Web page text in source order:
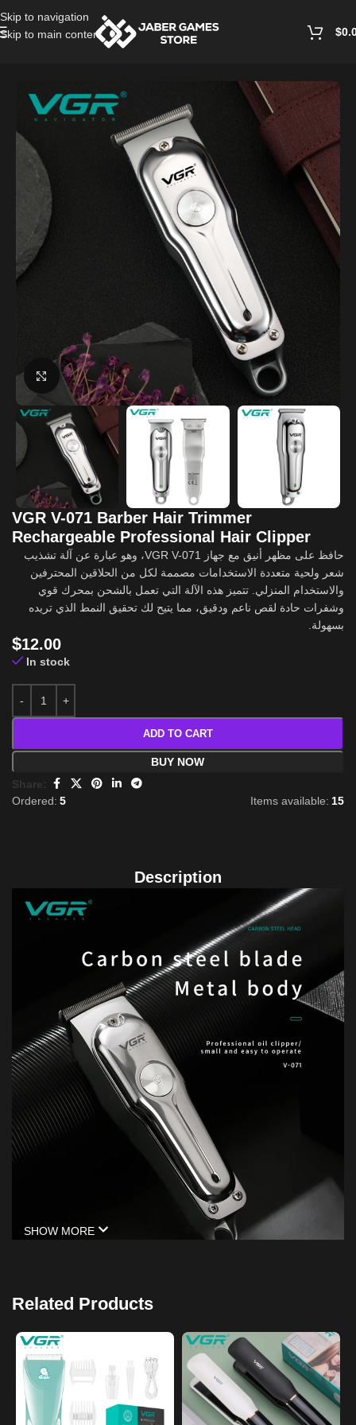
Skip to navigation
Skip to main content
$
Click to enlarge
VGR V-071 Barber Hair Trimmer
Rechargeable Professional Hair Clipper
حافظ على مظهر أنيق مع جهاز VGR V-071، وهو عبارة عن آلة تشذيب
شعر ولحية متعددة الاستخدامات مصممة لكل من الحلاقين المحترفين
والاستخدام المنزلي. تتميز هذه الآلة التي تعمل بالشحن بمحرك قوي
وشفرات حادة لقص ناعم ودقيق، مما يتيح لك تحقيق النمط الذي تريده
بسهولة.
$12.00
In stock
ADD TO CART
BUY NOW
Share:
Ordered: 5 Items available: 15
Description
SHOW MORE
Related Products